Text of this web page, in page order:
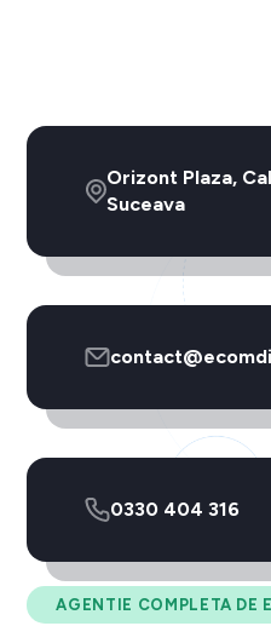
AGENTIE COMPLETA DE
Orizont Plaza,
Suceava
0330 404 316